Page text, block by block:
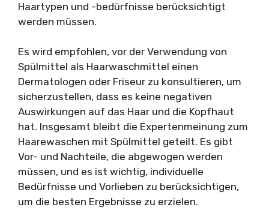
Haartypen und -bedürfnisse berücksichtigt
werden müssen.
Es wird empfohlen, vor der Verwendung von
Spülmittel als Haarwaschmittel einen
Dermatologen oder Friseur zu konsultieren, um
sicherzustellen, dass es keine negativen
Auswirkungen auf das Haar und die Kopfhaut
hat. Insgesamt bleibt die Expertenmeinung zum
Haarewaschen mit Spülmittel geteilt. Es gibt
Vor- und Nachteile, die abgewogen werden
müssen, und es ist wichtig, individuelle
Bedürfnisse und Vorlieben zu berücksichtigen,
um die besten Ergebnisse zu erzielen.